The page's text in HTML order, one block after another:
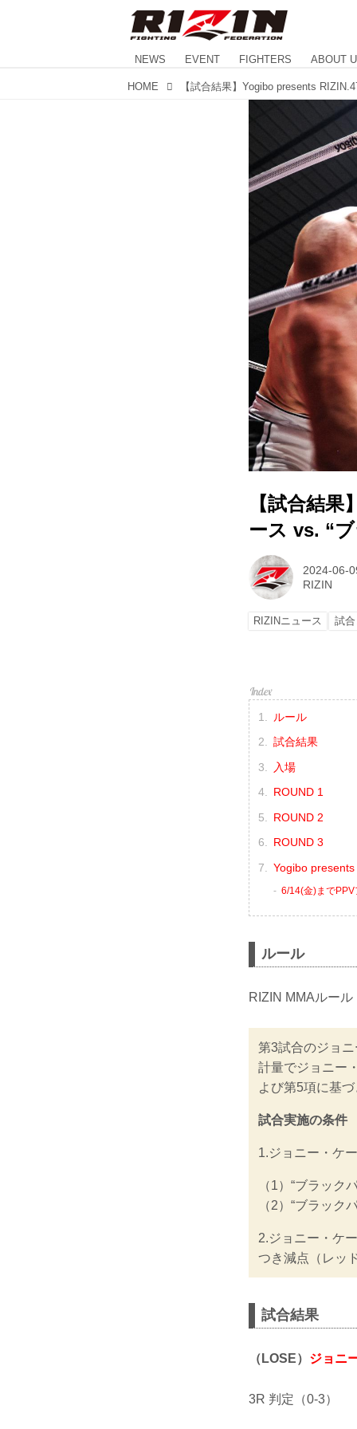
NEWS EVENT FIGHTERS ABOUT
HOME
【試合結
ース vs. “
2024-06-
RIZIN
RIZINニュース 試
ルール
試合結果
入場
ROUND 1
ROUND 2
ROUND 3
Yogibo
6/14(金)まで
ルール
RIZIN MMAルー
第3試合のジョ
計量でジョニー
よび第5項に基
試合実施の条件
1.ジョニー・ケ
（1）“ブラッ
（2）“ブラッ
2.ジョニー・ケ
つき減点（レッ
試合結果
（LOSE） ジョニ
3R 判定（0-3）